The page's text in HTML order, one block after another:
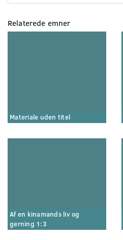
Relaterede emner
Materiale uden titel
Af en kinamands liv og
gerning 1:3